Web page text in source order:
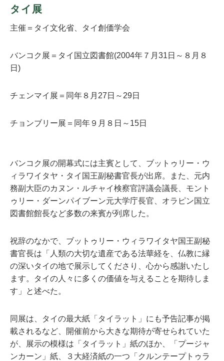
タイ展
主催＝タイ文化省、タイ創価学会
バンコク展＝タイ国立図書館(2004年７月31日～８月８
日)
チェンマイ展＝同年８月27日～29日
チョンブリー展＝同年９月８日～15日
バンコク展の開幕式には主賓として、ブットゥリー・ウ
ィラワイタヤ・タイ国王副秘書官長が出席。また、元内
務副大臣のカヌン・ルチャイ検察官評議会議長、モント
ゥリー・ダーンパイブーン元大学庁長官、オラピン国立
図書館館長など多数の来賓が列席した。
祝辞のなかで、ブットゥリー・ウィラワイタヤ国王副秘
書官長は「人類の大切な遺産である法華経を、仏教に縁
の深いタイの地で展示してくださり、心から感謝いたし
ます。タイの人々に多くの価値を与えることを期待しま
す」と述べた。
同展は、タイの最大紙「タイラット」にも予告記事が掲
載されるなど、開催前から大きな期待が寄せられていた
が、展示の模様は「タイラット」紙のほか、「プージャ
ンカーン」紙、３大経済紙の一つ「クルンテープトゥラ